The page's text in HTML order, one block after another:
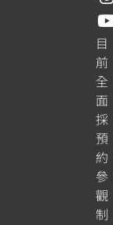
目
前
全
面
採
預
約
參
觀
制